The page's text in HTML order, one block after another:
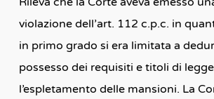
violazione dell’art. 112 c.p.c. in
in primo grado si era limitata a
possesso dei requisiti e titoli di
l’espletamento delle mansioni. La